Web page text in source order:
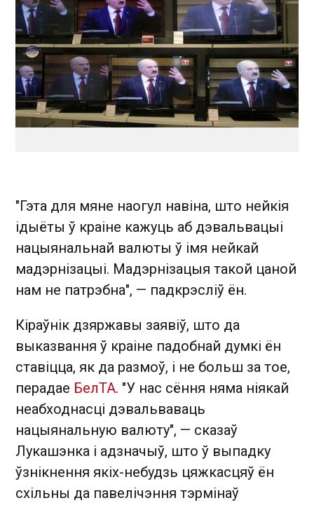
"Гэта для мяне наогул навіна, што нейкія
ідыёты ў краіне кажуць аб дэвальвацыі
нацыянальнай валюты ў імя нейкай
мадэрнізацыі. Мадэрнізацыя такой цаной
нам не патрэбна", — падкрэсліў ён.
Кіраўнік дзяржавы заявіў, што да
выказвання ў краіне падобнай думкі ён
ставіцца, як да размоў, і не больш за тое,
перадае БелТА. "У нас сёння няма ніякай
неабходнасці дэвальваваць
нацыянальную валюту", — сказаў
Лукашэнка і адзначыў, што ў выпадку
ўзнікнення якіх-небудзь цяжкасцяў ён
схільны да павелічэння тэрмінаў